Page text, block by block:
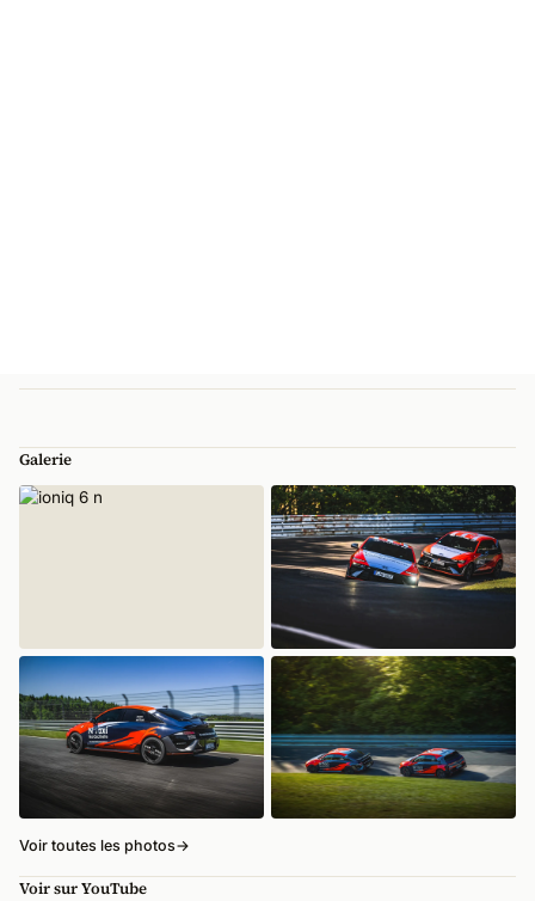
Galerie
Voir toutes les photos→
Voir sur YouTube